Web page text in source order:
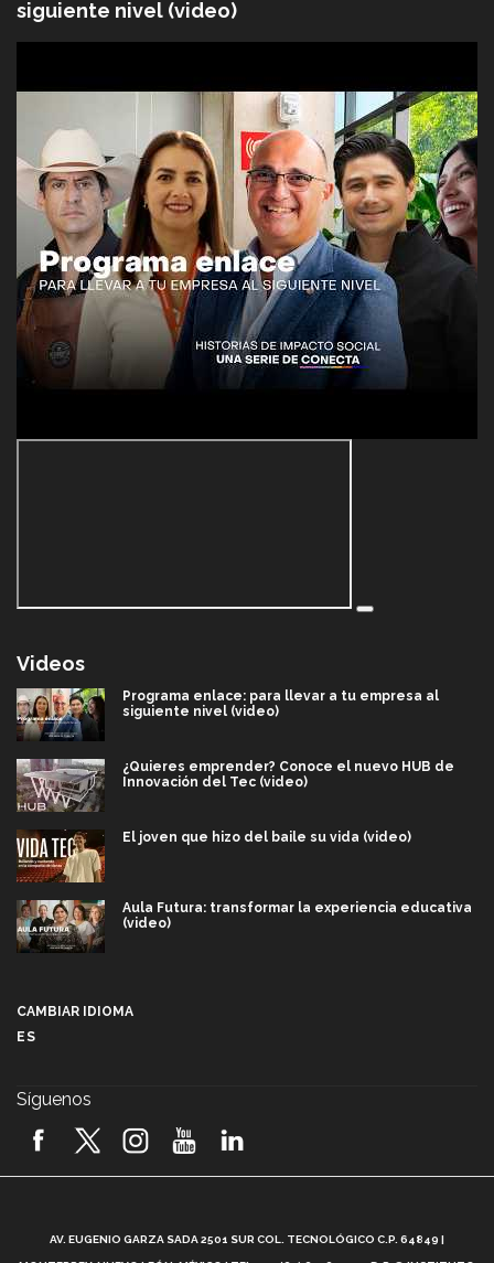
siguiente nivel (video)
Videos
Programa enlace: para llevar a tu empresa al
siguiente nivel (video)
¿Quieres emprender? Conoce el nuevo HUB de
Innovación del Tec (video)
El joven que hizo del baile su vida (video)
Aula Futura: transformar la experiencia educativa
(video)
2026! (video)
CAMBIAR IDIOMA
ES
Síguenos
AV. EUGENIO GARZA SADA 2501 SUR COL. TECNOLÓGICO C.P. 64849 |